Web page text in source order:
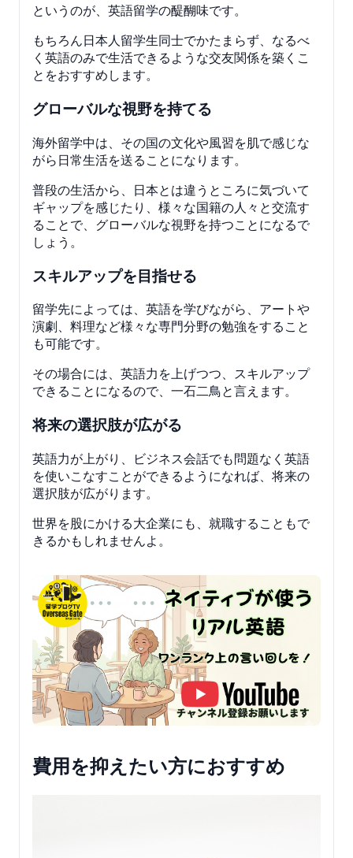
というのが、英語留学の醍醐味です。
もちろん日本人留学生同士でかたまらず、なるべ
く英語のみで生活できるような交友関係を築くこ
とをおすすめします。
グローバルな視野を持てる
海外留学中は、その国の文化や風習を肌で感じな
がら日常生活を送ることになります。
普段の生活から、日本とは違うところに気づいて
ギャップを感じたり、様々な国籍の人々と交流す
ることで、グローバルな視野を持つことになるで
しょう。
スキルアップを目指せる
留学先によっては、英語を学びながら、アートや
演劇、料理など様々な専門分野の勉強をすること
も可能です。
その場合には、英語力を上げつつ、スキルアップ
できることになるので、一石二鳥と言えます。
将来の選択肢が広がる
英語力が上がり、ビジネス会話でも問題なく英語
を使いこなすことができるようになれば、将来の
選択肢が広がります。
世界を股にかける大企業にも、就職することもで
きるかもしれませんよ。
費用を抑えたい方におすすめ